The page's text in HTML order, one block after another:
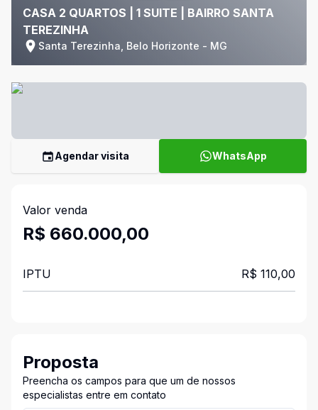
CASA 2 QUARTOS | 1 SUITE | BAIRRO SANTA
TEREZINHA
Santa Terezinha, Belo Horizonte - MG
Agendar visita WhatsApp
Valor venda
R$ 660.000,00
IPTU R$ 110,00
Proposta
Preencha os campos para que um de nossos
especialistas entre em contato